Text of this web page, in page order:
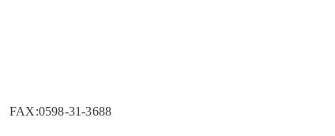
31-3688